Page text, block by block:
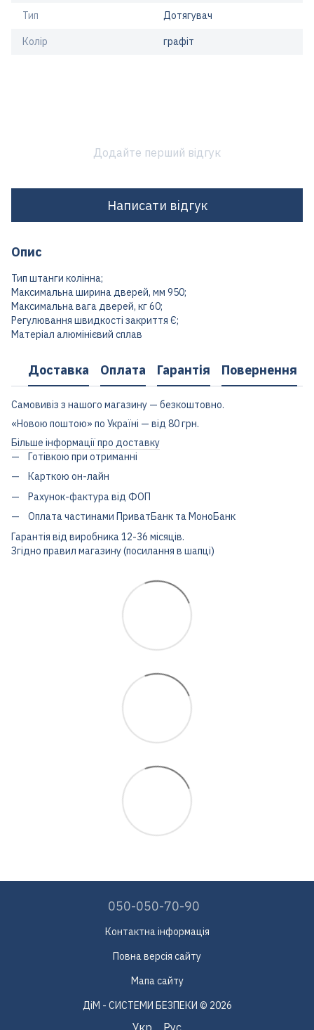
Тип Дотягувач
Колір графіт
Додайте перший відгук
Написати відгук
Опис
Тип штанги колінна;
Максимальна ширина дверей, мм 950;
Максимальна вага дверей, кг 60;
Регулювання швидкості закриття Є;
Матеріал алюмінієвий сплав
Доставка Оплата Гарантія Повернення
Самовивіз з нашого магазину — безкоштовно.
«Новою поштою» по Україні — від 80 грн.
Більше інформації про доставку
Готівкою при отриманні
Карткою он-лайн
Рахунок-фактура від ФОП
Оплата частинами ПриватБанк та МоноБанк
Гарантія від виробника 12-36 місяців.
Згідно правил магазину (посилання в шапці)
050-050-70-90
Контактна інформація
Повна версія сайту
Мапа сайту
ДіМ - СИСТЕМИ БЕЗПЕКИ © 2026
Укр Рус